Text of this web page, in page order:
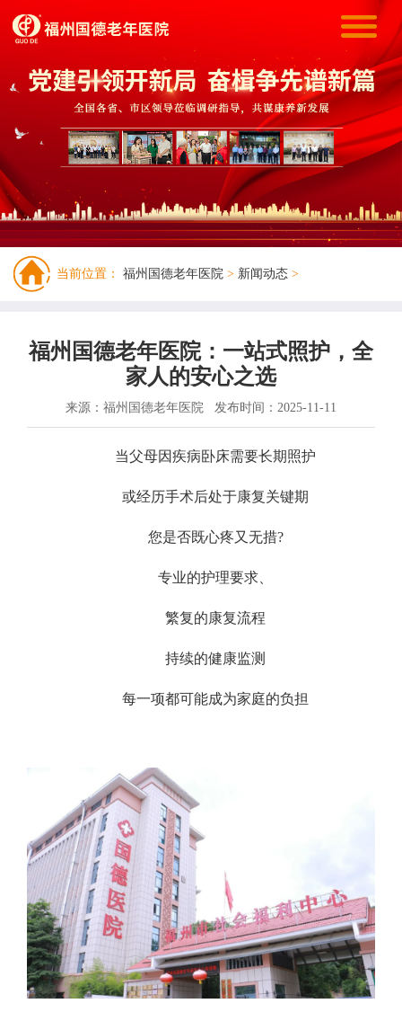
当前位置： 福州国德老年医院 > 新闻动态>
福州国德老年医院：一站式照护，全
家人的安心之选
来源：福州国德老年医院 发布时间：2025-11-11
当父母因疾病卧床需要长期照护
或经历手术后处于康复关键期
您是否既心疼又无措?
专业的护理要求、
繁复的康复流程
持续的健康监测
每一项都可能成为家庭的负担